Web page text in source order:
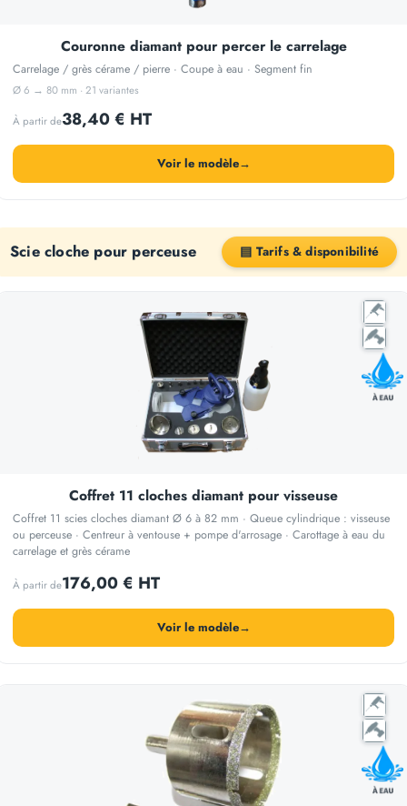
Couronne diamant pour percer le carrelage
Carrelage / grès cérame / pierre · Coupe à eau · Segment fin
Ø 6 → 80 mm · 21 variantes
À partir de38,40 € HT
Voir le modèle→
Scie cloche pour perceuse ▤ Tarifs & disponibilité
Coffret 11 cloches diamant pour visseuse
Coffret 11 scies cloches diamant Ø 6 à 82 mm · Queue cylindrique : visseuse
ou perceuse · Centreur à ventouse + pompe d'arrosage · Carottage à eau du
carrelage et grès cérame
À partir de176,00 € HT
Voir le modèle→